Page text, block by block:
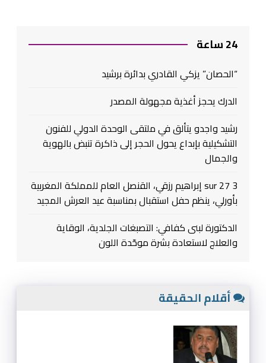
24 ساعة
“الحصان” يزكي القادري بدائرة برشيد
الدرك يحجز أغذية مجهولة المصدر
رشيد واجدو يتألق في ملتقى الوحدة الدولي للفنون
التشكيلية بإبداع يحول الحجر إلى ذاكرة تنبض بالهوية
والجمال
3 sur 27 إبراهيم رزقي، القنصل العام للمملكة المغربية
بأورلي، ينظم حفل استقبال بمناسبة عيد العرش المجيد
الدكتورة لبنى كفافي: التصبغات الجلدية، الوقاية
والعلاج لاستعادة بشرة موحّدة اللون
أقلام الحقيقة